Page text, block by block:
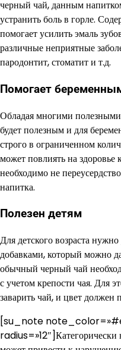
черный чай, данным
устранить боль в горле.
помогает усилить эмаль
различные неприятные
пародонтит, стоматит и т.д.
Помогает
Обладая многими полезными
будет полезным и для
строго в ограниченном
может повлиять на
необходимо не
напитка.
Полезен детям
Для детского возраста
добавками, который можно
обычный черный чай
с учетом крепости чая. Для
заварить чай, и цвет
[su_note
radius=»12″]Категорически